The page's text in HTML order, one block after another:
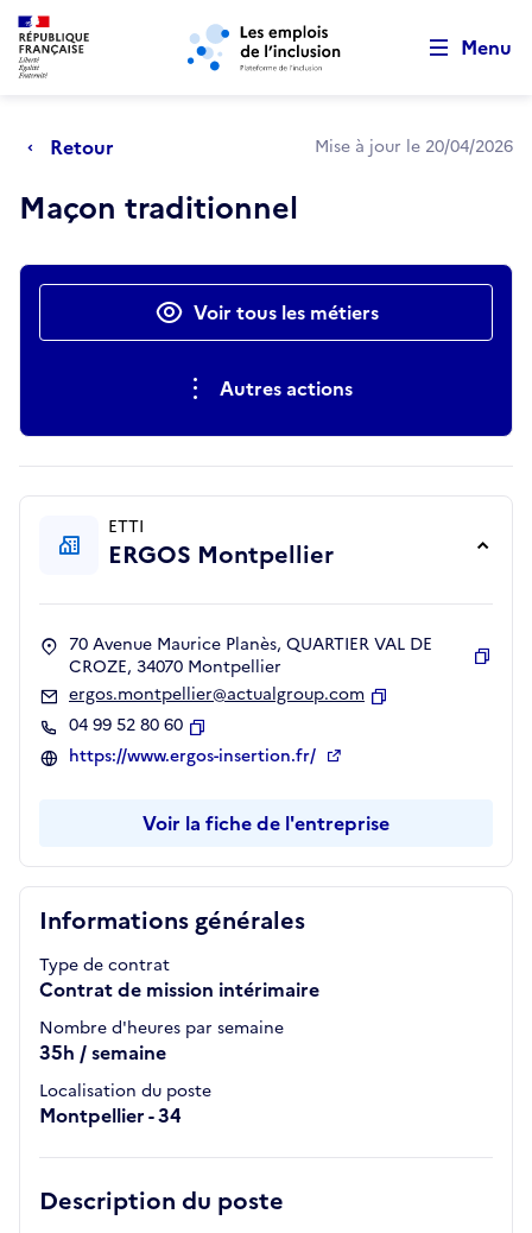
Aller au menu principal Aller au contenu principal
Menu
Retour Mise à jour le 20/04/2026
Maçon traditionnel
Actions rapidesVoir tous les métiers
Autres actions
Informations générales
Type de contrat
Contrat de mission intérimaire
Nombre d'heures par semaine
35h / semaine
Localisation du poste
Montpellier - 34
Description du poste
ETTI
ERGOS Montpellier
70 Avenue Maurice Planès, QUARTIER VAL DE
CROZE, 34070 Montpellier
ergos.montpellier@actualgroup.com
04 99 52 80 60
Copier
https://www.ergos-insertion.fr/
Voir la fiche de l'entreprise
Retour au début de la page
Panneau de gestion des cookies